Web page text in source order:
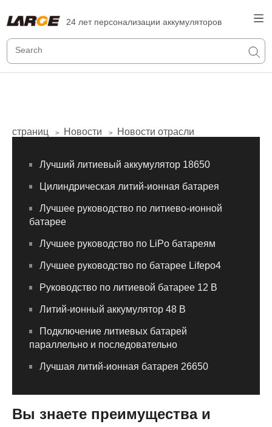
24 лет персонализации аккумуляторов
страниц > Новости > Новости отрасли
Лучший литиевый аккумулятор 18650
Цилиндрическая литий-ионная батарея
Лучшее руководство по литиево-ионной
батарее
Лучшее руководство по LiPo батареям
Лучшее руководство по батарее Lifepo4
Руководство по литиевой батарее 12 В
Литий-ионный аккумулятор 48 В
Подключение литиевых батарей
параллельно и последовательно
Лучшая литий-ионная батарея 26650
Вы знаете преимущества и